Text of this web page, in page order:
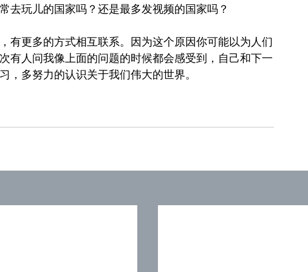
去玩儿的国家吗？还是最多发视频的国家吗？
有更多的方式相互联系。因为这个原因你可能以为人们
有人问我像上面的问题的时候都会感受到，自己和下一
，多努力的认识关于我们伟大的世界。